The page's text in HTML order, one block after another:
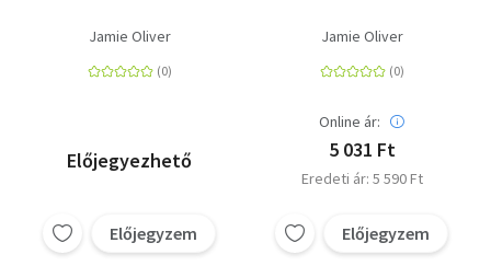
Jamie Oliver
Előjegyezhető
Előjegyzem
Jamie Oliver
Online ár:
5 031 Ft
Eredeti ár: 5 590 Ft
Előjegyzem